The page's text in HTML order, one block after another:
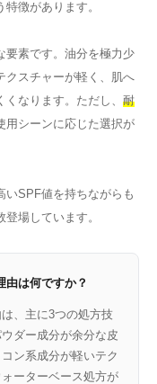
徴があります。
要素です。油分を極力少
クスチャーが軽く、肌へ
なります。ただし、 耐
用シーンに応じた選択が
いSPF値を持ちながらも
場しています。
由は何ですか？
、主に3つの処方技
ダー成分が余分な皮
ン系成分が軽いテク
ーターベース処方が